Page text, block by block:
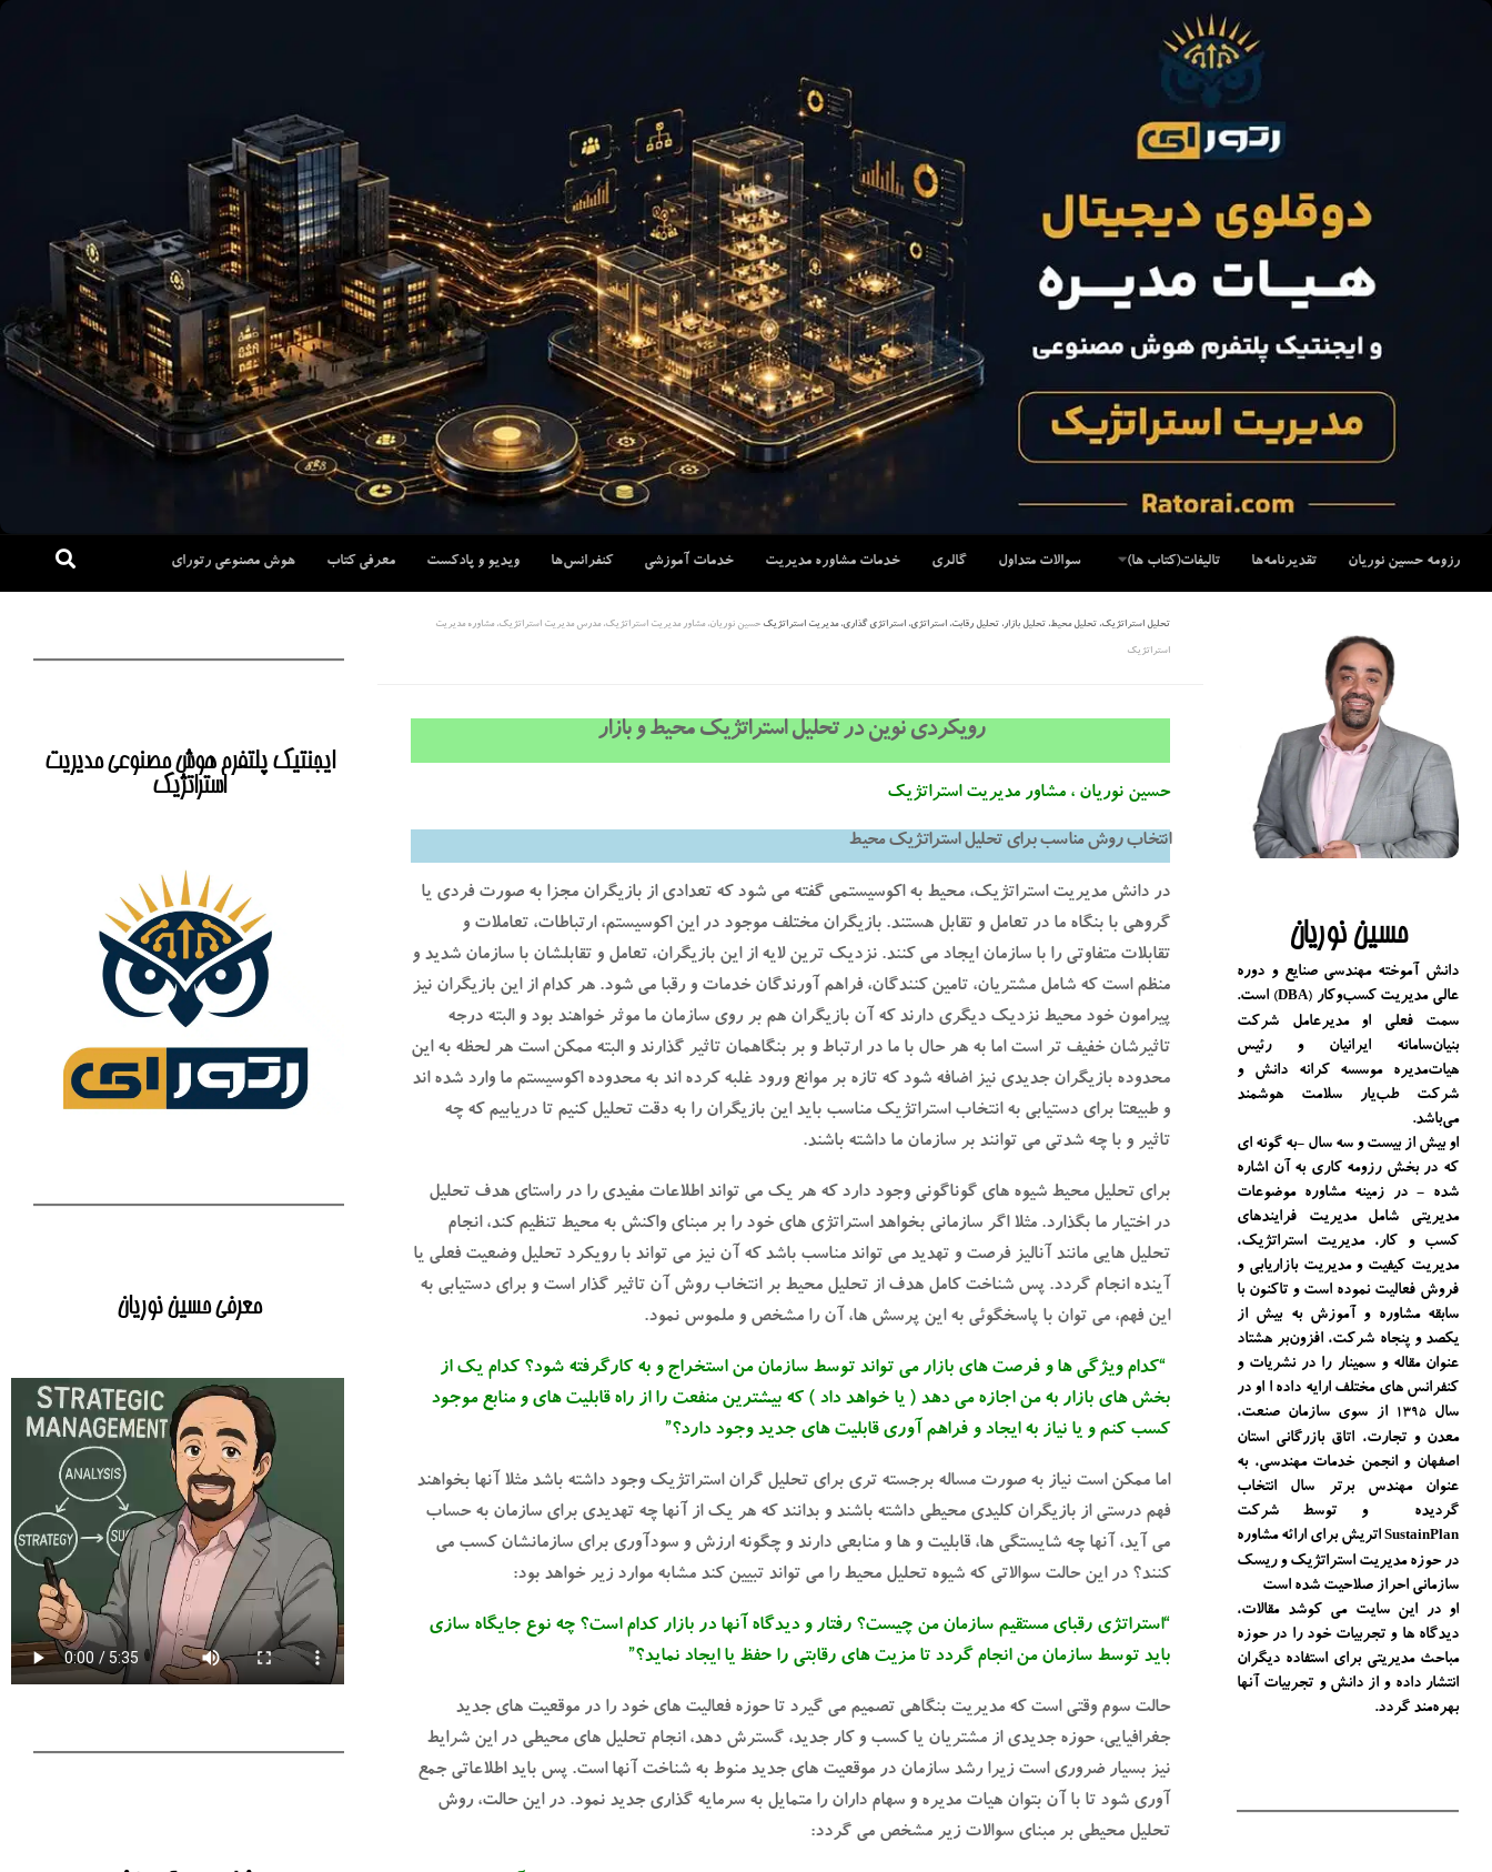
رزومه حسین نوریان تقدیرنامه‌ها تالیفات(کتاب ها) سوالات متداول گالری خدمات مشاوره مدیریت خدمات آموزشی کنفرانس‌ها ویدیو و پادکست معرفی کتاب هوش مصنوعی رتورای
تحلیل استراتژیک، تحلیل محیط، تحلیل بازار، تحلیل رقابت، استراتژی، استراتژی گذاری، مدیریت استراتژیک حسین نوریان، مشاور مدیریت استراتژیک، مدرس مدیریت استراتژیک، مشاوره مدیریت
استراتژیک
رویکردی نوین در تحلیل استراتژیک محیط و بازار
حسین نوریان ، مشاور مدیریت استراتژیک
انتخاب روش مناسب برای تحلیل استراتژیک محیط
در دانش مدیریت استراتژیک، محیط به اکوسیستمی گفته می شود که تعدادی از بازیگران مجزا به صورت فردی یا
گروهی با بنگاه ما در تعامل و تقابل هستند. بازیگران مختلف موجود در این اکوسیستم، ارتباطات، تعاملات و
تقابلات متفاوتی را با سازمان ایجاد می کنند. نزدیک ترین لایه از این بازیگران، تعامل و تقابلشان با سازمان شدید و
منظم است که شامل مشتریان، تامین کنندگان، فراهم آورندگان خدمات و رقبا می شود. هر کدام از این بازیگران نیز
پیرامون خود محیط نزدیک دیگری دارند که آن بازیگران هم بر روی سازمان ما موثر خواهند بود و البته درجه
تاثیرشان خفیف تر است اما به هر حال با ما در ارتباط و بر بنگاهمان تاثیر گذارند و البته ممکن است هر لحظه به این
محدوده بازیگران جدیدی نیز اضافه شود که تازه بر موانع ورود غلبه کرده اند به محدوده اکوسیستم ما وارد شده اند
و طبیعتا برای دستیابی به انتخاب استراتژیک مناسب باید این بازیگران را به دقت تحلیل کنیم تا دریابیم که چه
تاثیر و با چه شدتی می توانند بر سازمان ما داشته باشند.
برای تحلیل محیط شیوه های گوناگونی وجود دارد که هر یک می تواند اطلاعات مفیدی را در راستای هدف تحلیل
در اختیار ما بگذارد. مثلا اگر سازمانی بخواهد استراتژی های خود را بر مبنای واکنش به محیط تنظیم کند، انجام
تحلیل هایی مانند آنالیز فرصت و تهدید می تواند مناسب باشد که آن نیز می تواند با رویکرد تحلیل وضعیت فعلی یا
آینده انجام گردد. پس شناخت کامل هدف از تحلیل محیط بر انتخاب روش آن تاثیر گذار است و برای دستیابی به
این فهم، می توان با پاسخگوئی به این پرسش ها، آن را مشخص و ملموس نمود.
“کدام ویژگی ها و فرصت های بازار می تواند توسط سازمان من استخراج و به کارگرفته شود؟ کدام یک از
بخش های بازار به من اجازه می دهد ( یا خواهد داد ) که بیشترین منفعت را از راه قابلیت های و منابع موجود
کسب کنم و یا نیاز به ایجاد و فراهم آوری قابلیت های جدید وجود دارد؟”
اما ممکن است نیاز به صورت مساله برجسته تری برای تحلیل گران استراتژیک وجود داشته باشد مثلا آنها بخواهند
فهم درستی از بازیگران کلیدی محیطی داشته باشند و بدانند که هر یک از آنها چه تهدیدی برای سازمان به حساب
می آید، آنها چه شایستگی ها، قابلیت و ها و منابعی دارند و چگونه ارزش و سودآوری برای سازمانشان کسب می
کنند؟ در این حالت سوالاتی که شیوه تحلیل محیط را می تواند تبیین کند مشابه موارد زیر خواهد بود:
“استراتژی رقبای مستقیم سازمان من چیست؟ رفتار و دیدگاه آنها در بازار کدام است؟ چه نوع جایگاه سازی
باید توسط سازمان من انجام گردد تا مزیت های رقابتی را حفظ یا ایجاد نماید؟”
حالت سوم وقتی است که مدیریت بنگاهی تصمیم می گیرد تا حوزه فعالیت های خود را در موقعیت های جدید
جغرافیایی، حوزه جدیدی از مشتریان یا کسب و کار جدید، گسترش دهد، انجام تحلیل های محیطی در این شرایط
نیز بسیار ضروری است زیرا رشد سازمان در موقعیت های جدید منوط به شناخت آنها است. پس باید اطلاعاتی جمع
آوری شود تا با آن بتوان هیات مدیره و سهام داران را متمایل به سرمایه گذاری جدید نمود. در این حالت، روش
تحلیل محیطی بر مبنای سوالات زیر مشخص می گردد:
ایجنتیک پلتفرم هوش مصنوعی مدیریت
استراتژیک
معرفی حسین نوریان
حسین نوریان
دانش آموخته مهندسی صنایع و دوره
عالی مدیریت کسب‌و‌کار(DBA)
است.
سمت فعلی او مدیرعامل شرکت
بنیان‌سامانه ایرانیان و رئیس
هیات‌مدیره موسسه کرانه دانش و
شرکت طب‌یار سلامت هوشمند
می‌باشد.
او بیش از بیست و سه سال -به گونه ای
که در بخش رزومه کاری به آن اشاره
شده - در زمینه مشاوره موضوعات
مدیریتی شامل مدیریت فرایندهای
کسب و کار، مدیریت استراتژیک،
مدیریت کیفیت و مدیریت بازاریابی و
فروش فعالیت نموده است و تاکنون با
سابقه مشاوره و آموزش به بیش از
یکصد و پنجاه شرکت، افزون‌بر هشتاد
عنوان مقاله و سمینار را در نشریات و
کنفرانس های مختلف ارایه داده ا او در
سال1395
از سوی سازمان صنعت،
معدن و تجارت، اتاق بازرگانی استان
اصفهان و انجمن خدمات مهندسی، به
عنوان مهندس برتر سال انتخاب
گردیده و توسط شرکت
SustainPlan اتریش برای ارائه مشاوره
در حوزه مدیریت استراتژیک و ریسک
سازمانی احراز صلاحیت شده است
او در این سایت می کوشد مقالات،
دیدگاه ها و تجربیات خود را در حوزه
مباحث مدیریتی برای استفاده دیگران
انتشار داده و از دانش و تجربیات آنها
بهره‌مند گردد.